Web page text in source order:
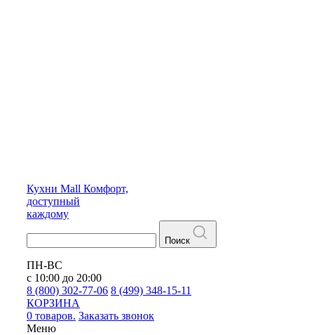
Кухни Mall Комфорт,
доступный
каждому
Поиск
ПН-ВС
с 10:00 до 20:00
8 (800) 302-77-06 8 (499) 348-15-11
КОРЗИНА
0 товаров. Заказать звонок
Меню